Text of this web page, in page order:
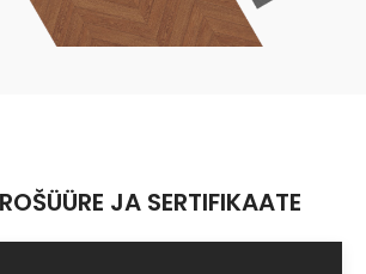
JA SERTIFIKAATE